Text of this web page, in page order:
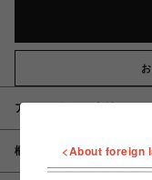
アイテム説明 / 素材
概要 <About foreign